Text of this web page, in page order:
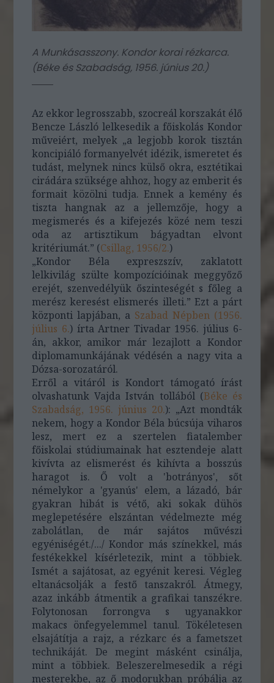
A Munkásasszony. Kondor korai rézkarca.
(Béke és Szabadság, 1956. június 20.)
Az ekkor legrosszabb, szocreál korszakát élő
Bencze László lelkesedik a főiskolás Kondor
műveiért, melyek „a legjobb korok tisztán
koncipiáló formanyelvét idézik, ismeretet és
tudást, melynek nincs külső okra, esztétikai
cirádára szüksége ahhoz, hogy az emberit és
formait közölni tudja. Ennek a kemény és
tiszta hangnak az a jellemzője, hogy a
megismerés és a kifejezés közé nem teszi
oda az artisztikum bágyadtan elvont
kritériumát.” (Csillag, 1956/2.)
„Kondor Béla expreszszív, zaklatott
lelkivilág szülte kompozícióinak meggyőző
erejét, szenvedélyük őszinteségét s főleg a
merész keresést elismerés illeti.” Ezt a párt
központi lapjában, a Szabad Népben (1956.
július 6.) írta Artner Tivadar 1956. július 6-
án, akkor, amikor már lezajlott a Kondor
diplomamunkájának védésén a nagy vita a
Dózsa-sorozatáról.
Erről a vitáról is Kondort támogató írást
olvashatunk Vajda István tollából (Béke és
Szabadság, 1956. június 20.): „Azt mondták
nekem, hogy a Kondor Béla búcsúja viharos
lesz, mert ez a szertelen fiatalember
főiskolai stúdiumainak hat esztendeje alatt
kivívta az elismerést és kihívta a bosszús
haragot is. Ő volt a 'botrányos', sőt
némelykor a 'gyanús' elem, a lázadó, bár
gyakran hibát is vétő, aki sokak dühös
meglepetésére elszántan védelmezte még
zabolátlan, de már sajátos művészi
egyéniségét./.../ Kondor más színekkel, más
festékekkel kísérletezik, mint a többiek.
Ismét a sajátosat, az egyénit keresi. Végleg
eltanácsolják a festő tanszakról. Átmegy,
azaz inkább átmentik a grafikai tanszékre.
Folytonosan forrongva s ugyanakkor
makacs önfegyelemmel tanul. Tökéletesen
elsajátítja a rajz, a rézkarc és a fametszet
technikáját. De megint másként csinálja,
mint a többiek. Beleszerelmesedik a régi
mesterekbe, az ő modorukban próbálja az